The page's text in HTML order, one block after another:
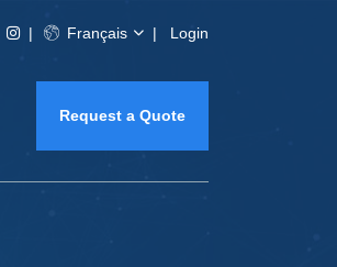
Français Login
Request a Quote